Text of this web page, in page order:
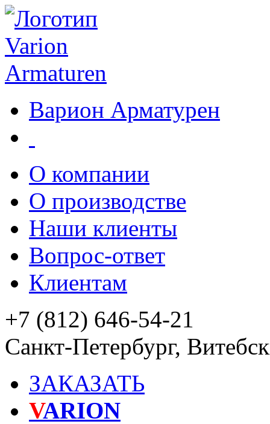
Варион Арматурен
О компании
О производстве
Наши клиенты
Вопрос-ответ
Клиентам
+7 (812) 646-54-21
Санкт-Петербург,
ЗАКАЗАТЬ
VARION